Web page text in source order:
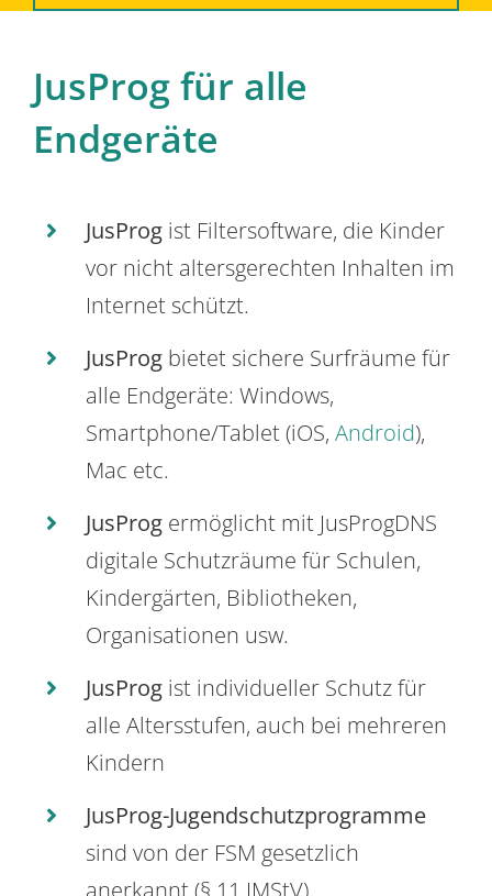
JusProg für alle
Endgeräte
JusProg ist Filtersoftware, die Kinder
vor nicht altersgerechten Inhalten im
Internet schützt.
JusProg bietet sichere Surfräume für
alle Endgeräte: Windows,
Smartphone/Tablet (iOS, Android),
Mac etc.
JusProg ermöglicht mit JusProgDNS
digitale Schutzräume für Schulen,
Kindergärten, Bibliotheken,
Organisationen usw.
JusProg ist individueller Schutz für
alle Altersstufen, auch bei mehreren
Kindern
JusProg-Jugendschutzprogramme
sind von der FSM gesetzlich
anerkannt (§ 11 JMStV).